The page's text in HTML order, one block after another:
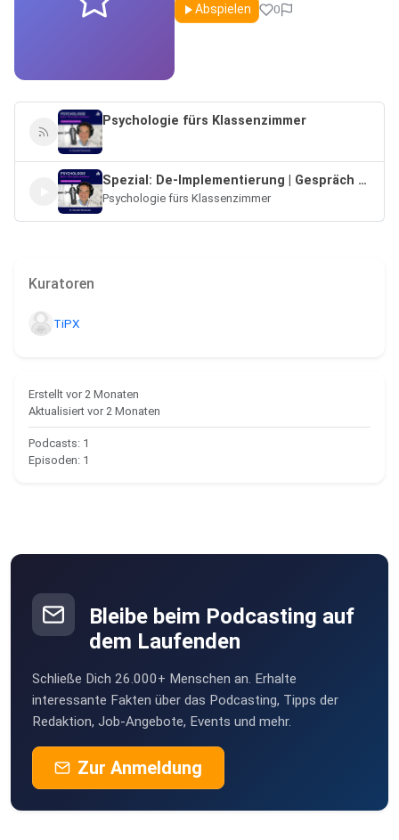
Abspielen 0
Psychologie fürs Klassenzimmer
Spezial: De-Implementierung | Gespräch mit John Hattie [deutsche KI-Übersetzung]
Psychologie fürs Klassenzimmer
Kuratoren
TiPX
Erstellt vor 2 Monaten
Aktualisiert vor 2 Monaten
Podcasts: 1
Episoden: 1
Bleibe beim Podcasting auf
dem Laufenden
Schließe Dich 26.000+ Menschen an. Erhalte
interessante Fakten über das Podcasting, Tipps der
Redaktion, Job-Angebote, Events und mehr.
Zur Anmeldung